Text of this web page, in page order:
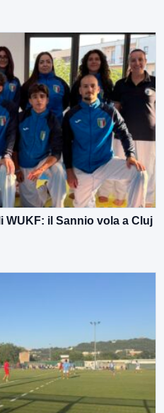
WUKF: il Sannio vola a Cluj